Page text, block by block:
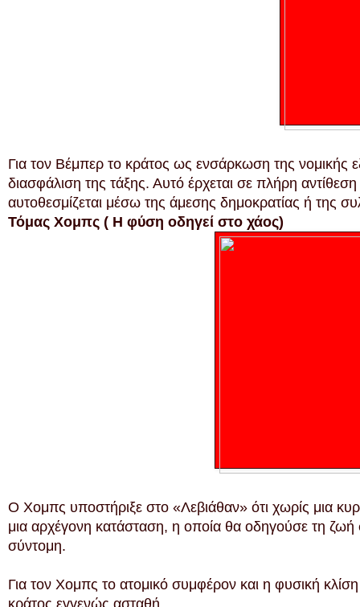
Για τον Βέμπερ το κράτος ως ενσάρκωση της νομικής
διασφάλιση της τάξης. Αυτό έρχεται σε πλήρη
αυτοθεσμίζεται μέσω της άμεσης δημοκρατίας ή της
Τόμας Χομπς ( Η φύση οδηγεί στο χάος)
Ο Χομπς υποστήριξε στο «Λεβιάθαν» ότι χωρίς μια
μια αρχέγονη κατάσταση, η οποία θα οδηγούσε τη
σύντομη.
Για τον Χομπς το ατομικό συμφέρον και η φυσική